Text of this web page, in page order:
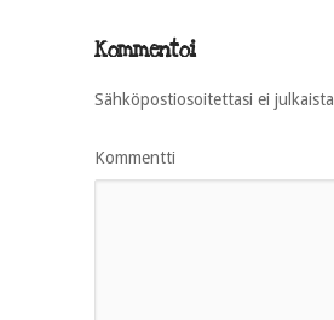
Kommentoi
Sähköpostiosoitettasi ei
Kommentti